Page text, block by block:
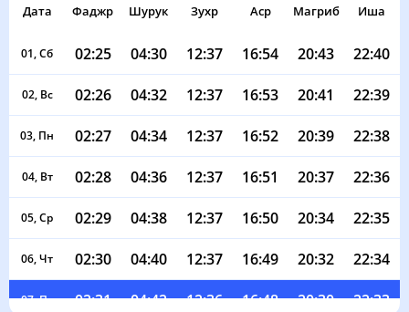
Дата Фаджр Шурук Зухр Аср Магриб Иша
01, Сб 02:25 04:30 12:37 16:54 20:43 22:40
02, Вс 02:26 04:32 12:37 16:53 20:41 22:39
03, Пн 02:27 04:34 12:37 16:52 20:39 22:38
04, Вт 02:28 04:36 12:37 16:51 20:37 22:36
05, Ср 02:29 04:38 12:37 16:50 20:34 22:35
06, Чт 02:30 04:40 12:37 16:49 20:32 22:34
07, Пт 02:31 04:42 12:36 16:48 20:30 22:33